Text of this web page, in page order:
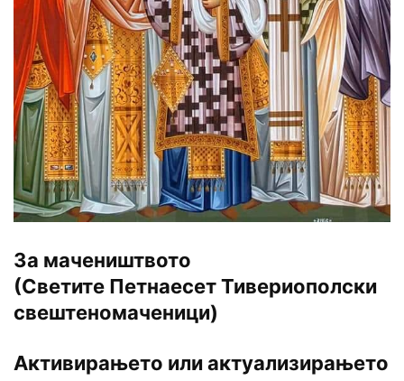
За мачеништвото
(Светите Петнаесет Тивериополски
свештеномаченици)
Активирањето или актуaлизирањето